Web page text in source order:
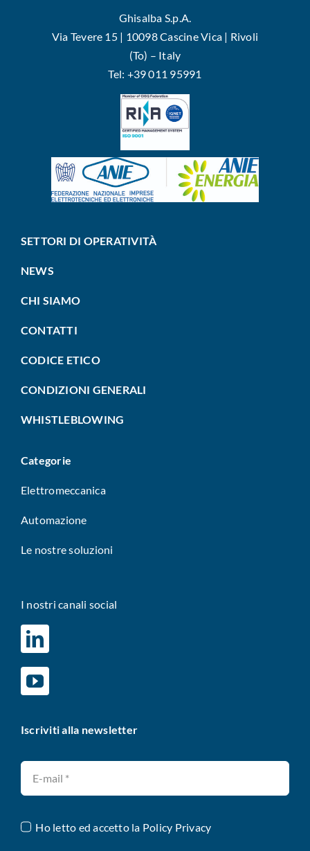
Ghisalba S.p.A.
Via Tevere 15 | 10098 Cascine Vica | Rivoli
(To) – Italy
Tel: +39 011 95991
SETTORI DI OPERATIVITÀ
NEWS
CHI SIAMO
CONTATTI
CODICE ETICO
CONDIZIONI GENERALI
WHISTLEBLOWING
Categorie
Elettromeccanica
Automazione
Le nostre soluzioni
I nostri canali social
Iscriviti alla newsletter
Ho letto ed accetto la Policy Privacy